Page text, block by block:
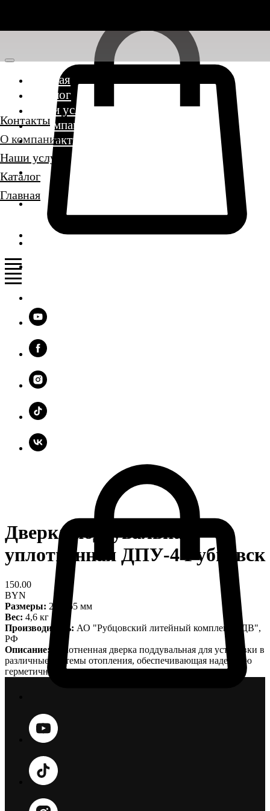
Главная
Каталог
Наши услуги
О компании
Контакты
Контакты
О компании
Наши услуги
Каталог
Главная
Дверка поддувальная
уплотненная ДПУ-4 Рубцовск
150.00
BYN
Размеры: 250х65 мм
Вес: 4,6 кг
Производитель: АО "Рубцовский литейный комплекс ЛДВ",
РФ
Описание: Уплотненная дверка поддувальная для установки в
различные системы отопления, обеспечивающая надежную
герметичность.